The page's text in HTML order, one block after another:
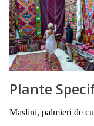
Plante
Maslini, palmieri de